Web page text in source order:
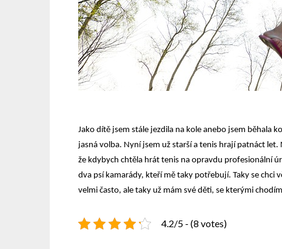
Jako dítě jsem stále jezdila na kole anebo jsem běhala
jasná volba. Nyní jsem už starší a tenis hrají patnáct let.
že kdybych chtěla hrát tenis na opravdu profesionální
dva psí kamarády, kteří mě taky potřebují. Taky se chci
velmi často, ale taky už mám své děti, se kterými
4.2/5 - (8 votes)